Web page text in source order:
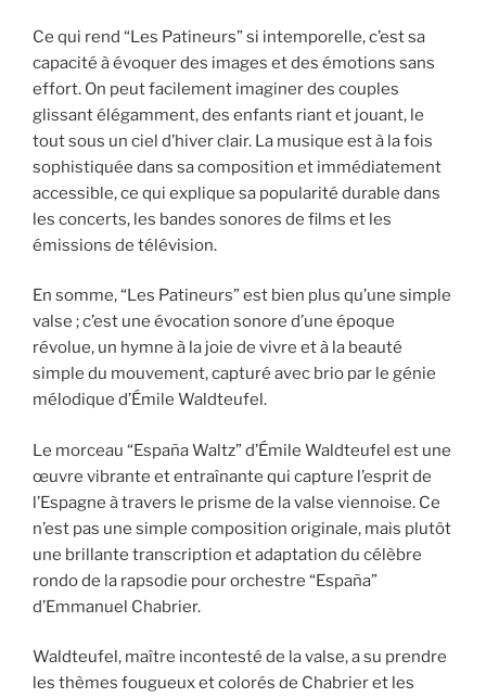
Ce qui rend “Les Patineurs” si intemporelle, c’est sa
capacité à évoquer des images et des émotions sans
effort. On peut facilement imaginer des couples
glissant élégamment, des enfants riant et jouant, le
tout sous un ciel d’hiver clair. La musique est à la fois
sophistiquée dans sa composition et immédiatement
accessible, ce qui explique sa popularité durable dans
les concerts, les bandes sonores de films et les
émissions de télévision.
En somme, “Les Patineurs” est bien plus qu’une simple
valse ; c’est une évocation sonore d’une époque
révolue, un hymne à la joie de vivre et à la beauté
simple du mouvement, capturé avec brio par le génie
mélodique d’Émile Waldteufel.
Le morceau “España Waltz” d’Émile Waldteufel est une
œuvre vibrante et entraînante qui capture l’esprit de
l’Espagne à travers le prisme de la valse viennoise. Ce
n’est pas une simple composition originale, mais plutôt
une brillante transcription et adaptation du célèbre
rondo de la rapsodie pour orchestre “España”
d’Emmanuel Chabrier.
Waldteufel, maître incontesté de la valse, a su prendre
les thèmes fougueux et colorés de Chabrier et les